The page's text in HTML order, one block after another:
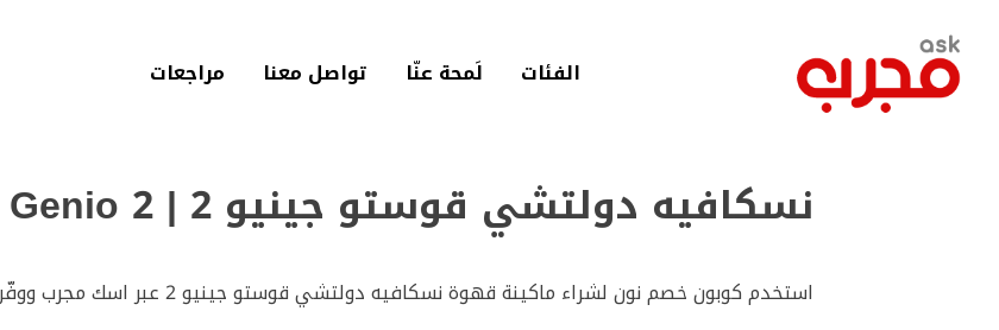
المحتوى
الرئيسي
الفئات لَمحة عنّا‎ تواصل معنا مراجعات
نسكافيه دولتشي قوستو جينيو 2 | Nescafe Dolce Gusto Genio 2
استخدم كوبون خصم نون لشراء ماكينة قهوة نسكافيه دولتشي قوستو جينيو 2 عبر اسك مجرب ووفّر المال!